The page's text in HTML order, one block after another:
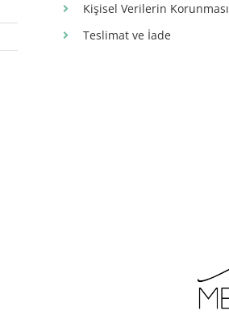
Kişisel Verilerin Korunması
Teslimat ve İade